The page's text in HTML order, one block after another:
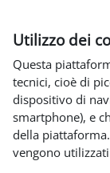
Utilizzo dei
Questa
tecnici, cioè di
dispositivo di
smartphone), e
della
vengono